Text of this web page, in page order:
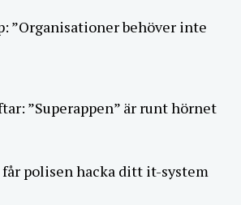
”Organisationer behöver inte
”Superappen” är runt hörnet
får polisen hacka ditt it-system